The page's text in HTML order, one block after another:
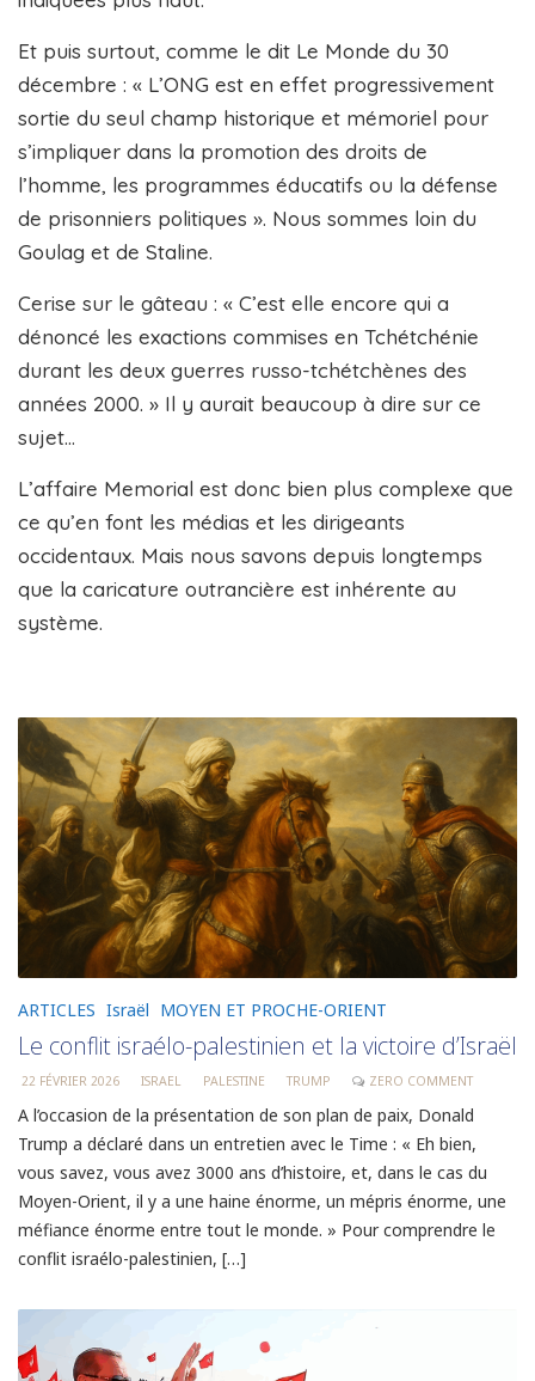
Et puis surtout, comme le dit Le Monde du 30
décembre : « L’ONG est en effet progressivement
sortie du seul champ historique et mémoriel pour
s’impliquer dans la promotion des droits de
l’homme, les programmes éducatifs ou la défense
de prisonniers politiques ». Nous sommes loin du
Goulag et de Staline.
Cerise sur le gâteau : « C’est elle encore qui a
dénoncé les exactions commises en Tchétchénie
durant les deux guerres russo-tchétchènes des
années 2000. » Il y aurait beaucoup à dire sur ce
sujet…
L’affaire Memorial est donc bien plus complexe que
ce qu’en font les médias et les dirigeants
occidentaux. Mais nous savons depuis longtemps
que la caricature outrancière est inhérente au
système.
ARTICLES Israël MOYEN ET PROCHE-ORIENT
Le conflit israélo-palestinien et la victoire d’Israël
22 FÉVRIER 2026 ISRAEL PALESTINE TRUMP ZERO COMMENT
A l’occasion de la présentation de son plan de paix, Donald
Trump a déclaré dans un entretien avec le Time : « Eh bien,
vous savez, vous avez 3000 ans d’histoire, et, dans le cas du
Moyen-Orient, il y a une haine énorme, un mépris énorme, une
méfiance énorme entre tout le monde. » Pour comprendre le
conflit israélo-palestinien, […]